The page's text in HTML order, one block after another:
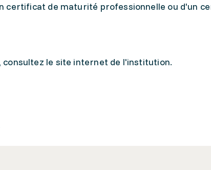
certificat de maturité professionnelle ou d'un
le site internet de l'institution.